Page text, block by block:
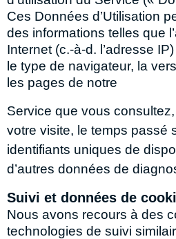
Ces Données d’Utilisation
des informations telles que
Internet (c.-à-d. l’adresse
le type de navigateur, la
les pages de notre
Service que vous
votre visite, le temps passé
identifiants uniques de
d’autres données de
Suivi et données de
Nous avons recours à des
technologies de suivi